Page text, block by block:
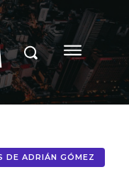
DE ADRIÁN GÓMEZ